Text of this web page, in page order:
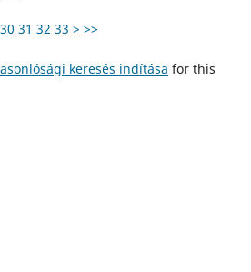
30 31 32 33 > >>
keresés indítása for this